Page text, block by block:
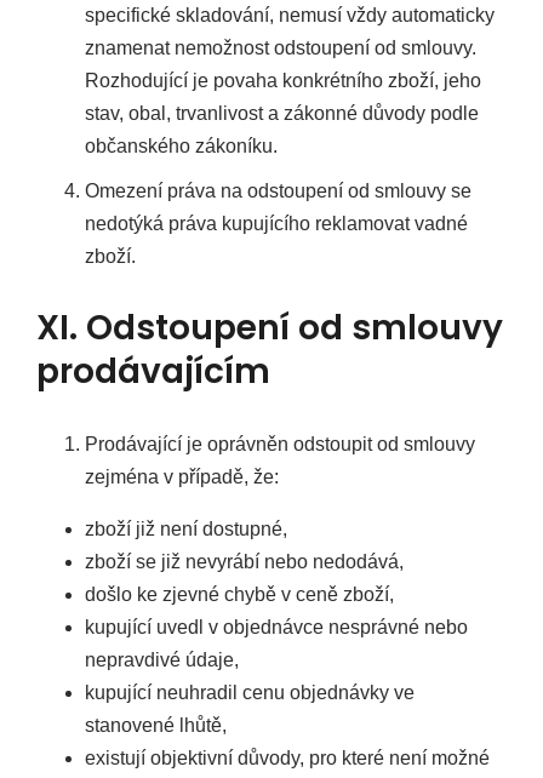
specifické skladování, nemusí vždy automaticky
znamenat nemožnost odstoupení od smlouvy.
Rozhodující je povaha konkrétního zboží, jeho
stav, obal, trvanlivost a zákonné důvody podle
občanského zákoníku.
Omezení práva na odstoupení od smlouvy se
nedotýká práva kupujícího reklamovat vadné
zboží.
XI. Odstoupení od smlouvy
prodávajícím
Prodávající je oprávněn odstoupit od smlouvy
zejména v případě, že:
zboží již není dostupné,
zboží se již nevyrábí nebo nedodává,
došlo ke zjevné chybě v ceně zboží,
kupující uvedl v objednávce nesprávné nebo
nepravdivé údaje,
kupující neuhradil cenu objednávky ve
stanovené lhůtě,
existují objektivní důvody, pro které není možné